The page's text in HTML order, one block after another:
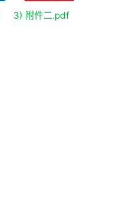
3) 附件二.pdf